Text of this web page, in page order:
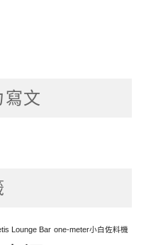
寫文
Lounge Bar one-meter小白佐料機